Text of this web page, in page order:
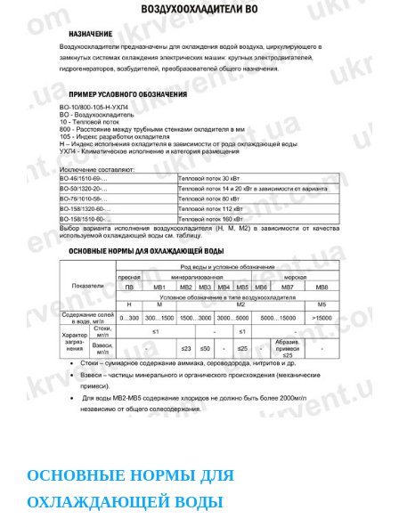
ОСНОВНЫЕ НОРМЫ ДЛЯ
ОХЛАЖДАЮЩЕЙ ВОДЫ